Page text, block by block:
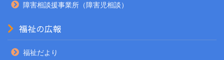
障害相談援事業所（障害児相談）
福祉の広報
福祉だより